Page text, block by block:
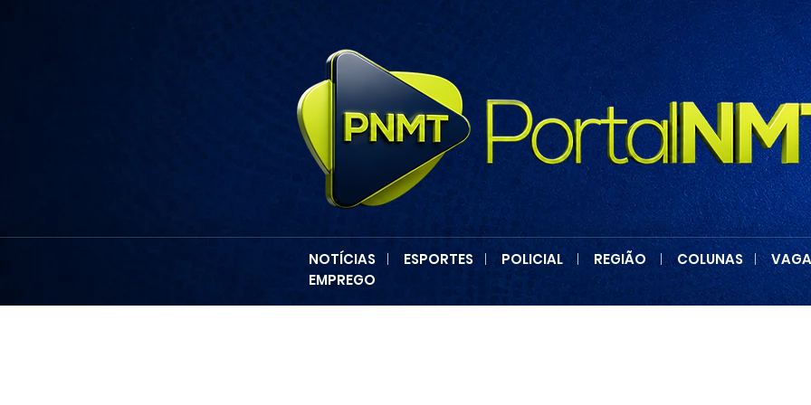
NOTÍCIAS | ESPORTES | POLICIAL | REGIÃO | COLUNAS|
EMPREGO